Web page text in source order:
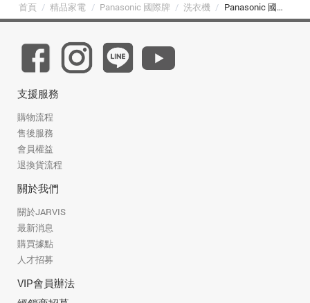
首頁 / 精品家電 / Panasonic 國際牌 / 洗衣機 / Panasonic 國際牌 NA-V170NMS-S 17kg 智能聯網變頻直立式溫水洗衣機 不鏽鋼
支援服務
購物流程
售後服務
會員權益
退換貨流程
關於我們
關於JARVIS
最新消息
購買據點
人才招募
VIP會員辦法